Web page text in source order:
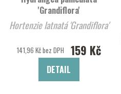
'Grandiflora'
Hortenzie latnatá 'Grandiflora'
141,96 Kč bez DPH 159 Kč
DETAIL